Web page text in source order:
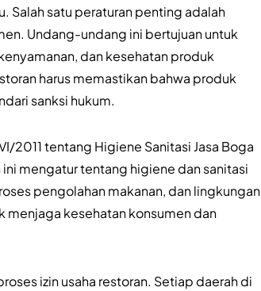
Salah satu peraturan penting adalah
Undang-undang ini bertujuan untuk
dan kesehatan produk
harus memastikan bahwa produk
sanksi hukum.
2011 tentang Higiene Sanitasi Jasa Boga
mengatur tentang higiene dan sanitasi
pengolahan makanan, dan lingkungan
menjaga kesehatan konsumen dan
izin usaha restoran. Setiap daerah di